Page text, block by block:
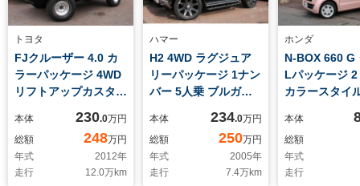
トヨタ
FJクルーザー 4.0 カ
ラーパッケージ 4WD
リフトアップカスタム
ーバーフェンダー
本体 230.0万円
総額
248万円
年式
2012年
走行
12.0万km
ハマー
H2 4WD ラグジュア
リーパッケージ 1ナン
バー 5人乗 ブルガリ
ンドシステム 本革Pシ
ート/前後シートヒー
ター サンルーフ バッ
クカメラ ETC
本体 234.0万円
総額
250万円
年式
2005年
走行
7.4万km
ホンダ
N-BOX 660 G
Lパッケージ
カラースタイ
ワースライド
本体
総額
年式
走行